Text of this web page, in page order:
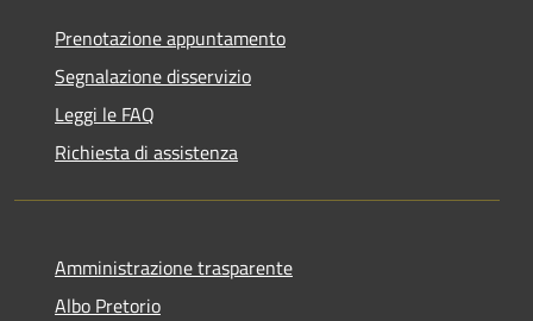
Prenotazione appuntamento
Segnalazione disservizio
Leggi le FAQ
Richiesta di assistenza
Amministrazione trasparente
Albo Pretorio